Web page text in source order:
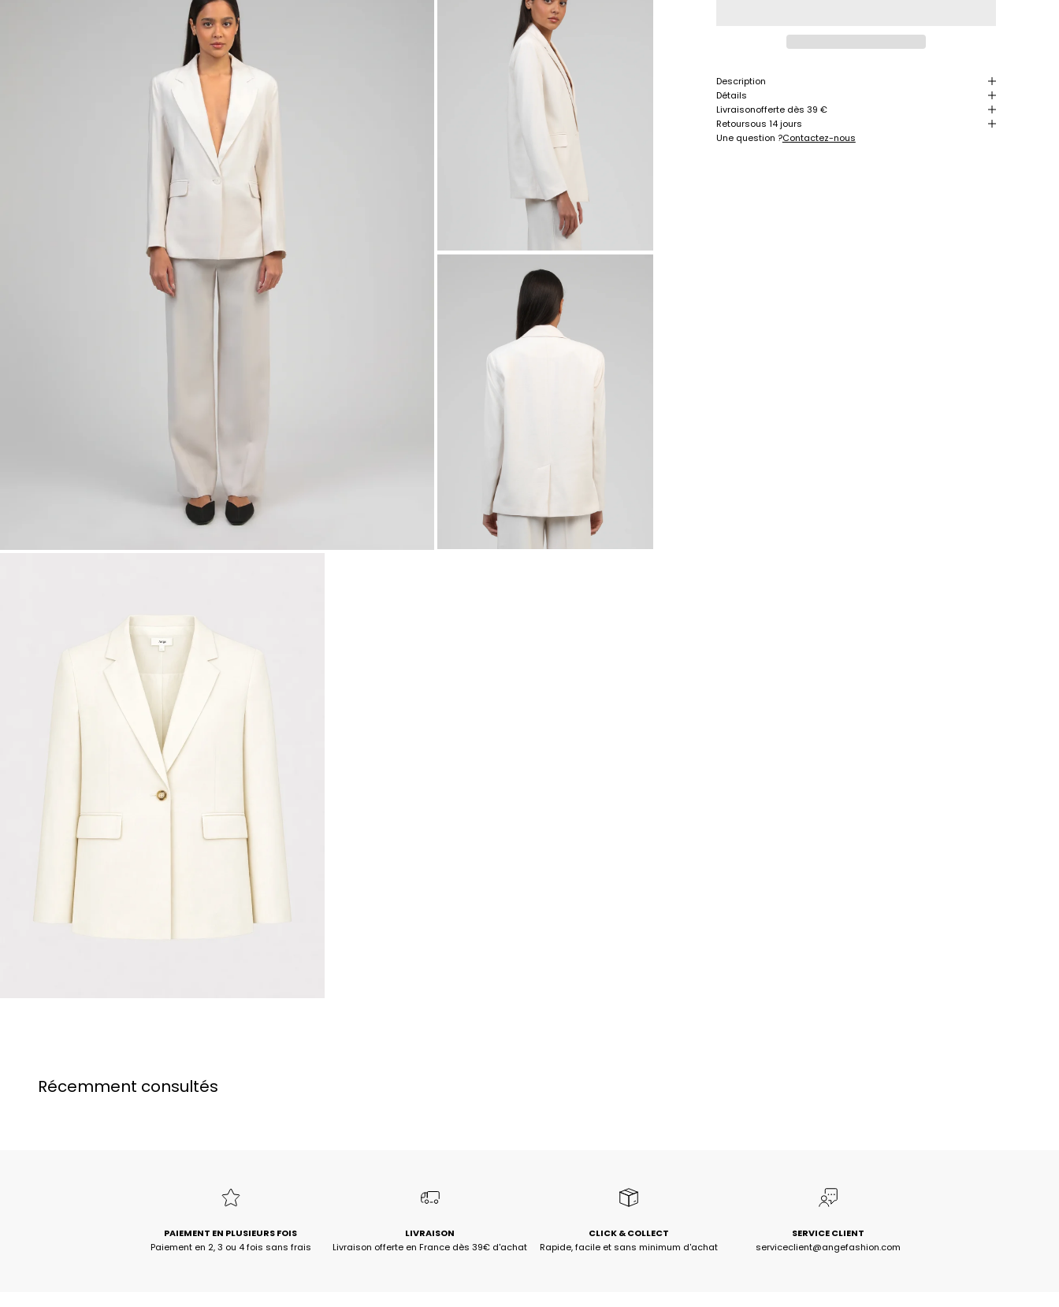
Description
Détails
Livraisonofferte dès 39 €
Retoursous 14 jours
Une question ?Contactez-nous
Récemment consultés
PAIEMENT EN PLUSIEURS FOIS
Paiement en 2, 3 ou 4 fois sans frais
LIVRAISON
Livraison offerte en France dès 39€ d'achat
CLICK & COLLECT
Rapide, facile et sans minimum d'achat
SERVICE CLIENT
serviceclient@angefashion.com